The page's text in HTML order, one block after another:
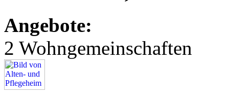
Angebote:
2 Wohngemeinschaften